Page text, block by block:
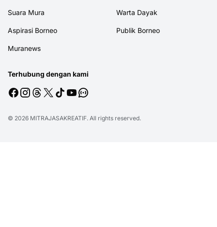
Suara Mura Warta Dayak
Aspirasi Borneo Publik Borneo
Muranews
Terhubung dengan kami
© 2026 MITRAJASAKREATIF. All rights reserved.